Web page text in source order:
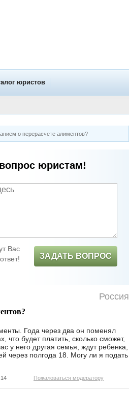
юристов
о перерасчете алиментов?
юристам!
Вас
ЗАДАТЬ ВОПРОС
Россия
Года через два он поменял
что будет платить, сколько сможет,
у него другая семья, ждут ребенка,
через полгода 18. Могу ли я подать
Пожаловаться модератору